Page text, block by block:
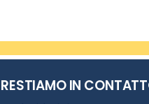
RESTIAMO IN